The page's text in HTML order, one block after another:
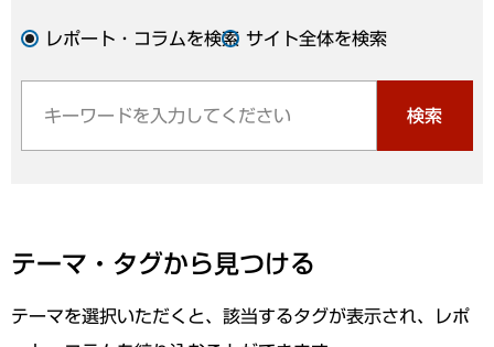
レポート・コラムを検索 サイト全体を検索
検索
テーマ・タグから見つける
テーマを選択いただくと、該当するタグが表示され、レポ